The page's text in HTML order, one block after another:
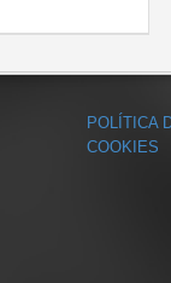
POLÍTICA
COOKIES